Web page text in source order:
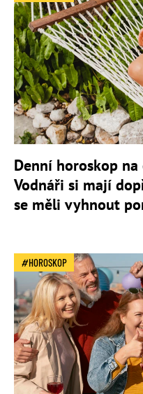
Denní horoskop
Vodnáři si mají
se měli vyhnout
HOROSKOP